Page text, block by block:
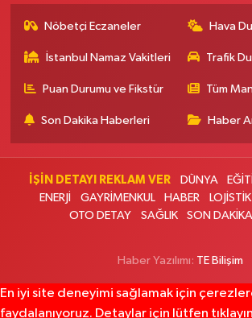
Tahtakale Mahallesi, Firuze Çiçeği Sokak No:4 S
Tuna Eczanesi
Sakızağacı Mahallesi, İstanbul Caddesi No:42
0 (212) 585 35 86 Yol Tarifi Al
Nene Hatun Mahallesi, Rahman Sokak No:16 A
0 (506) 999 95 93 Yol Tarifi Al
Nöbetçi Eczaneler Hava
İstanbul Namaz Vakitleri Trafik
Puan Durumu ve Fikstür Tüm
Son Dakika Haberleri Haber
İŞİN DETAYI REKLAM VER DÜNYA
ENERJİ
GAYRİMENKUL HABER LOJİSTİK
OTO DETAY
SAĞLIK SON DAKİKA
Haber Yazılımı: TE Bilişim
En iyi site deneyimi sağlamak için
faydalanıyoruz. Detaylar için lütfen